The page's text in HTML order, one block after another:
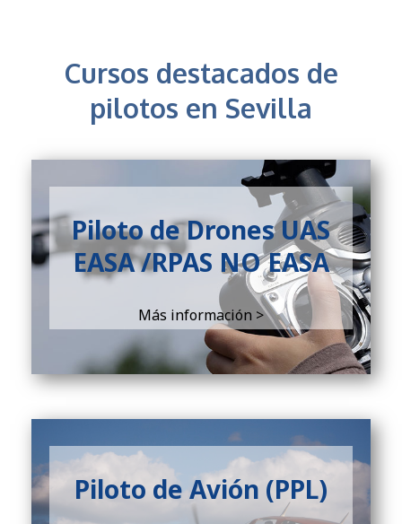
Cursos destacados de
pilotos en Sevilla
Piloto de Drones UAS
EASA /RPAS NO EASA
Más información >
Piloto de Avión (PPL)